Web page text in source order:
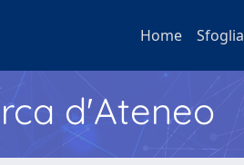
Home Sfoglia
d'Ateneo